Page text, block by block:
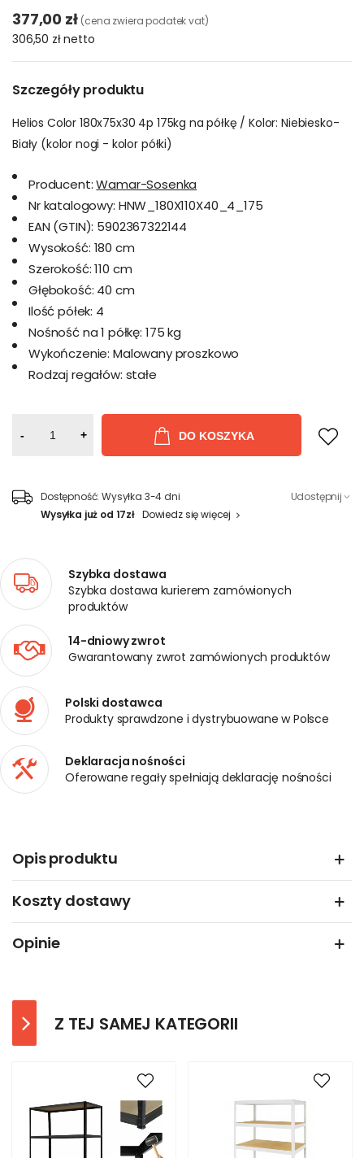
377,00 zł (cena zwiera podatek vat)
306,50 złnetto
Szczegóły produktu
Helios Color 180x75x30 4p 175kg na półkę / Kolor: Niebiesko-
Biały (kolor nogi - kolor półki)
Producent: Wamar-Sosenka
Nr katalogowy: HNW_180X110X40_4_175
EAN (GTIN): 5902367322144
Wysokość: 180 cm
Szerokość: 110 cm
Głębokość: 40 cm
Ilość półek: 4
Nośność na 1 półkę: 175 kg
Wykończenie: Malowany proszkowo
Rodzaj regałów: stałe
- + DO KOSZYKA
Dostępność: Wysyłka 3-4 dni
Wysyłka już od 17zł Dowiedz się więcej
Udostępnij
Szybka dostawa
Szybka dostawa kurierem zamówionych
produktów
14-dniowy zwrot
Gwarantowany zwrot zamówionych produktów
Polski dostawca
Produkty sprawdzone i dystrybuowane w Polsce
Deklaracja nośności
Oferowane regały spełniają deklarację nośności
Opis produktu
Koszty dostawy
Opinie
Z TEJ SAMEJ KATEGORII